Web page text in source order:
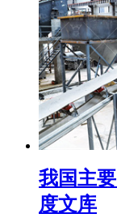
我国主
度文库